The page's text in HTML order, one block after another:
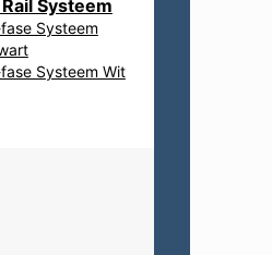
Systeem
Systeem
Systeem Wit